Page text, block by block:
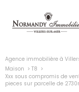
Agence immobilière à
Maison
T8
Xxx sous compromis de
pieces sur parcelle de